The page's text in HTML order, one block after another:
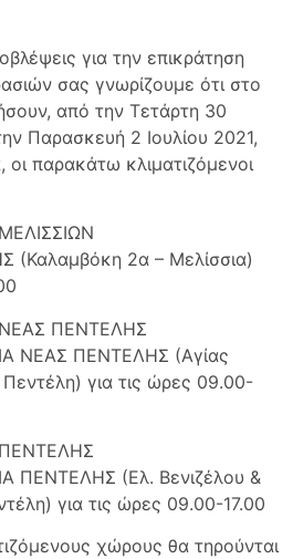
για την επικράτηση
σας γνωρίζουμε ότι στο
από την Τετάρτη 30
Παρασκευή 2 Ιουλίου 2021,
παρακάτω κλιματιζόμενοι
2α – Μελίσσια)
ΠΕΝΤΕΛΗΣ
ΝΕΑΣ ΠΕΝΤΕΛΗΣ (Αγίας
για τις ώρες 09.00-
ΠΕΝΤΕΛΗΣ (Ελ. Βενιζέλου &
για τις ώρες 09.00-17.00
χώρους θα τηρούνται